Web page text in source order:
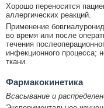
Хорошо переносится
аллергических реакций.
Применение
во время или после
течения
инфекционного процесса;
ткани.
Фармакокинетика
Всасывание и